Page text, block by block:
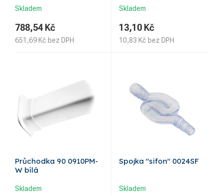
Skladem
788,54 Kč
651,69 Kč bez DPH
Skladem
13,10 Kč
10,83 Kč bez DPH
Průchodka 90 0910PM-
W bílá
Skladem
Spojka "sifon" 0024SF
Skladem